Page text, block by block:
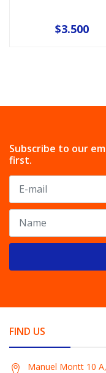
$3.500
Subscribe to our
first.
FIND US
Manuel Montt 10